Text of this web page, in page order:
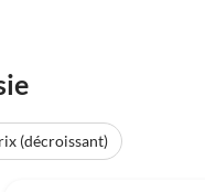
(décroissant)